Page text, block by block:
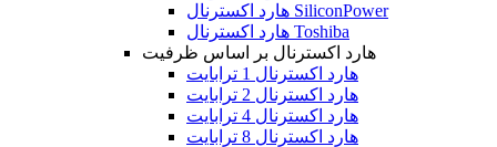
هارد اکسترنال SiliconPower
هارد اکسترنال Toshiba
هارد اکسترنال بر اساس ظرفیت
هارد اکسترنال 1 ترابایت
هارد اکسترنال 2 ترابایت
هارد اکسترنال 4 ترابایت
هارد اکسترنال 8 ترابایت